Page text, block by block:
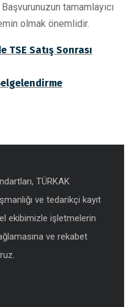
tamamlayıcı
olmak önemlidir.
Satış Sonrası
TÜRKAK
ve tedarikçi kayıt
ekibimizle işletmelerin
ve rekabet